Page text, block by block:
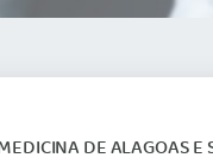
DE ALAGOAS E